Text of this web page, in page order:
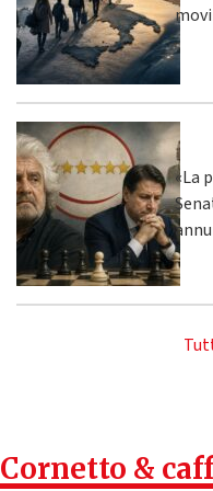
«La
Cornetto &